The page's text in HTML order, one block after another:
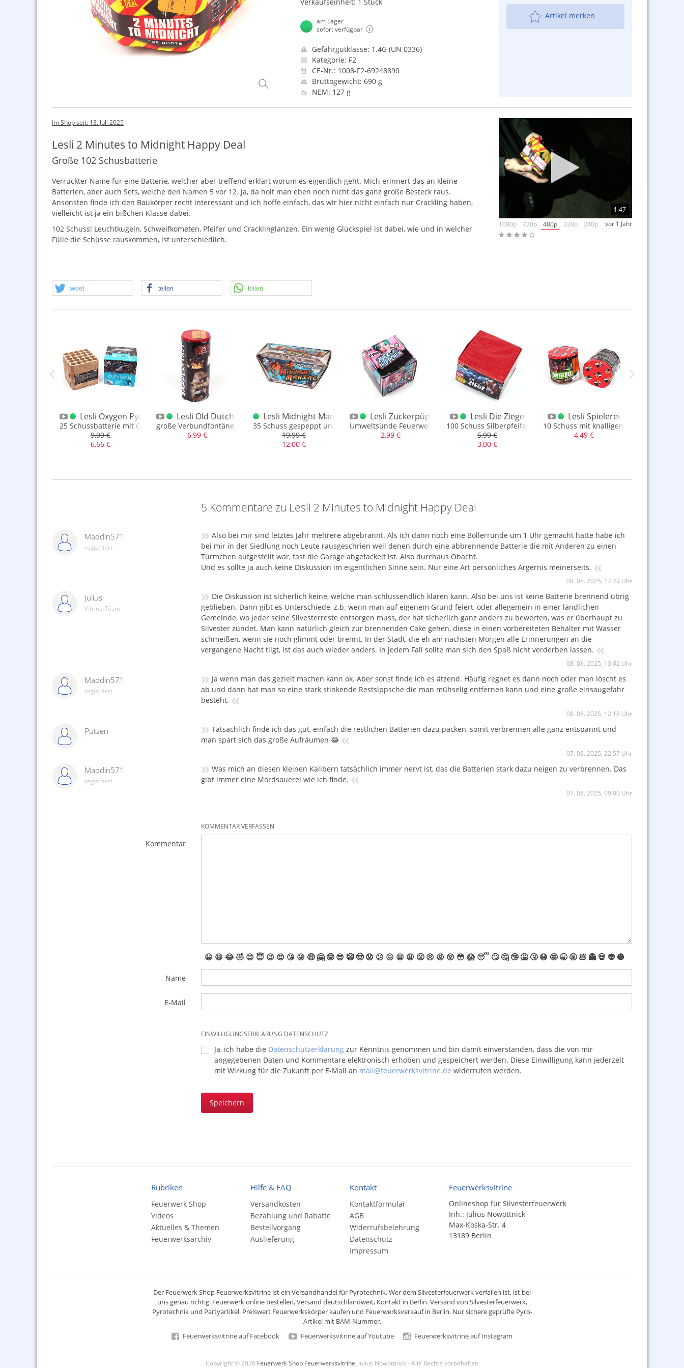
am Lager
sofort verfügbar
Gefahrgutklasse: 1.4G (UN 0336)
Kategorie: F2
CE-Nr.: 1008-F2-69248890
Bruttogewicht: 690 g
NEM: 127 g
Artikel merken
Im Shop seit: 13. Juli 2025
Lesli 2 Minutes to Midnight Happy Deal
Große 102 Schusbatterie
Verrückter Name für eine Batterie, welcher aber treffend erklärt worum es eigentlich geht. Mich erinnert das an kleine
Batterien, aber auch Sets, welche den Namen 5 vor 12. Ja, da holt man eben noch nicht das ganz große Besteck raus.
Ansonsten finde ich den Baukörper recht interessant und ich hoffe einfach, das wir hier nicht einfach nur Crackling haben,
vielleicht ist ja ein bißchen Klasse dabei.
102 Schuss! Leuchtkugeln, Schweifkometen, Pfeifer und Cracklinglanzen. Ein wenig Glückspiel ist dabei, wie und in welcher
Fülle die Schüsse rauskommen, ist unterschiedlich.
tweet teilen teilen
1:47
1080p
720p 480p 320p 240p vor 1 Jahr
Lesli Oxygen Pyromould
25 Schussbatterie mit Goldweiden und Blinkern
9,99 €
6,66 €
Lesli Old Dutch Sapperloot
große Verbundfontäne mit 6 Schuss Feueröpfen
6,99 €
Lesli Midnight Maniac
35 Schuss gespeppt und gefächert, ca. 250 gr. NEM
19,99 €
12,00 €
Lesli Zuckerpüppchen (Die Letzten)
Umweltsünde Feuerwerk, sehr schade
2,99 €
Lesli Die Ziege
100 Schuss Silberpfeifer in Salven, ohne Plastik
5,99 €
3,00 €
Lesli Spielerei
10 Schuss mit knalligen Effekten, sehr
4,49 €
5 Kommentare zu Lesli 2 Minutes to Midnight Happy Deal
Maddin571
registriert
» Also bei mir sind letztes Jahr mehrere abgebrannt. Als ich dann noch eine Böllerrunde um 1 Uhr gemacht hatte habe ich
bei mir in der Siedlung noch Leute rausgeschrien weil denen durch eine abbrennende Batterie die mit Anderen zu einen
Türmchen aufgestellt war, fast die Garage abgefackelt ist. Also durchaus Obacht.
Und es sollte ja auch keine Diskussion im eigentlichen Sinne sein. Nur eine Art persönliches Ärgernis meinerseits. «
08. 08. 2025, 17:49 Uhr
Julius
Vitrine-Team
» Die Diskussion ist sicherlich keine, welche man schlussendlich klären kann. Also bei uns ist keine Batterie brennend übrig
geblieben. Dann gibt es Unterschiede, z.b. wenn man auf eigenem Grund feiert, oder allegemein in einer ländlichen
Gemeinde, wo jeder seine Silvesterreste entsorgen muss, der hat sicherlich ganz anders zu bewerten, was er überhaupt zu
Silvester zündet. Man kann natürlich gleich zur brennenden Cake gehen, diese in einen vorbereiteten Behälter mit Wasser
schmeißen, wenn sie noch glimmt oder brennt. In der Stadt, die eh am nächsten Morgen alle Erinnerungen an die
vergangene Nacht tilgt, ist das auch wieder anders. In jedem Fall sollte man sich den Spaß nicht verderben lassen. «
08. 08. 2025, 13:02 Uhr
Maddin571
registriert
» Ja wenn man das gezielt machen kann ok. Aber sonst finde ich es ätzend. Häufig regnet es dann noch oder man löscht es
ab und dann hat man so eine stark stinkende Restsippsche die man mühselig entfernen kann und eine große einsaugefahr
besteht. «
08. 08. 2025, 12:18 Uhr
Putzen » Tatsächlich finde ich das gut, einfach die restlichen Batterien dazu packen, somit verbrennen alle ganz entspannt und
man spart sich das große Aufräumen 😂 «
07. 08. 2025, 22:57 Uhr
Maddin571
registriert
» Was mich an diesen kleinen Kalibern tatsächlich immer nervt ist, das die Batterien stark dazu neigen zu verbrennen. Das
gibt immer eine Mordsauerei wie ich finde. «
07. 08. 2025, 09:00 Uhr
KOMMENTAR VERFASSEN
Kommentar
😀 😆 😂🤣 😊 😇 😉 😍 😘 😜 🤑 🤗 🤓 😎 🤡🤠 😟 😕 😖 😫 😩 😤 😠 😡 😲 😳 😱 😴 🙄 🤔 🤥 🤮 🤧 😷 🤩 🥱 🤬 💩 👻 💀 👽 🎃
Name
E-Mail
EINWILLIGUNGSERKLÄRUNG DATENSCHUTZ
Ja, ich habe die Datenschutzerklärungzur Kenntnis genommen und bin damit einverstanden, dass die von mir
angegebenen Daten und Kommentare elektronisch erhoben und gespeichert werden. Diese Einwilligung kann jederzeit
mit Wirkung für die Zukunft per E-Mail an mail@feuerwerksvitrine.de widerrufen werden.
Speichern
Rubriken
Feuerwerk Shop
Videos
Aktuelles & Themen
Feuerwerksarchiv
Hilfe & FAQ
Versandkosten
Bezahlung und Rabatte
Bestellvorgang
Auslieferung
Kontakt
Kontaktformular
AGB
Widerrufsbelehrung
Datenschutz
Impressum
Feuerwerksvitrine
Onlineshop für Silvesterfeuerwerk
Inh.: Julius Nowottnick
Max-Koska-Str. 4
13189 Berlin
Der Feuerwerk Shop Feuerwerksvitrine ist ein Versandhandelfür Pyrotechnik. Wer dem Silvesterfeuerwerk verfallen ist, ist bei
uns genau richtig. Feuerwerk online bestellen,Versand deutschlandweit, Kontakt in Berlin. Versand von Silvesterfeuerwerk,
Pyrotechnikund Partyartikel. Preiswert Feuerwerkskörperkaufen und Feuerwerksverkauf in Berlin. Nur sichere geprüfte Pyro-
Artikel mit BAM-Nummer.
Feuerwerksvitrine auf Facebook
Feuerwerksvitrine auf Youtube Feuerwerksvitrine auf Instagram
Copyright © 2026 Feuerwerk Shop Feuerwerksvitrine , Julius Nowottnick - Alle Rechte vorbehalten